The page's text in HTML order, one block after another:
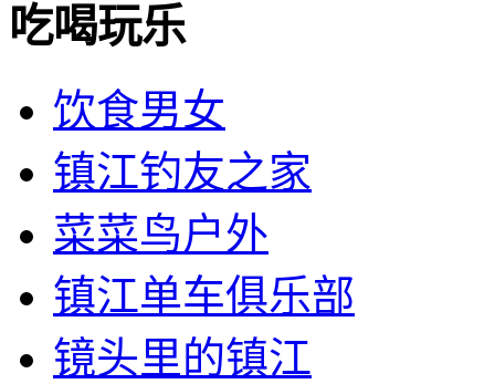
吃喝玩乐
饮食男女
镇江钓友之家
菜菜鸟户外
镇江单车俱乐部
镜头里的镇江